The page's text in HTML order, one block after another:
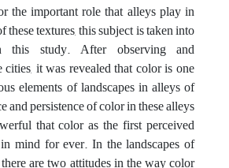
the important role that alleys play in
textures, this subject is taken into
this study. After observing and
it was revealed that color is one
elements of landscapes in alleys of
and persistence of color in these alleys
that color as the first perceived
mind for ever. In the landscapes of
are two attitudes in the way color